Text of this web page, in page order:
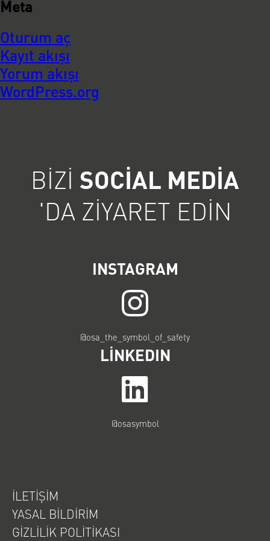
Meta
Oturum aç
Kayıt akışı
Yorum akışı
WordPress.org
BIZI SOCIAL MEDIA
'DA ZIYARET EDIN
INSTAGRAM
@osa_the_symbol_of_safety
LINKEDIN
@osasymbol
İLETIŞIM
YASAL BILDIRIM
GIZLILIK POLITIKASI